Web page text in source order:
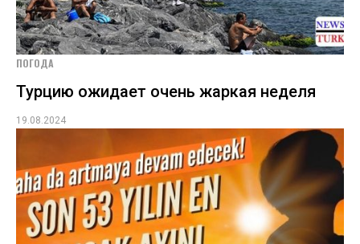
ПОГОДА
Турцию ожидает очень жаркая неделя
19.08.2024